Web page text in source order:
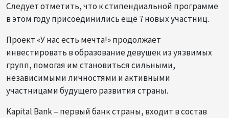
Следует отметить, что к стипендиальной программе
в этом году присоединились ещё 7 новых участниц.
Проект «У нас есть мечта!» продолжает
инвестировать в образование девушек из уязвимых
групп, помогая им становиться сильными,
независимыми личностями и активными
участницами будущего развития страны.
Kapital Bank – первый банк страны, входит в состав